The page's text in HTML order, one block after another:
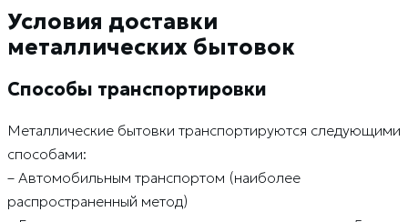
Условия доставки
металлических бытовок
Способы транспортировки
Металлические бытовки транспортируются следующими
способами:
– Автомобильным транспортом (наиболее
распространенный метод)